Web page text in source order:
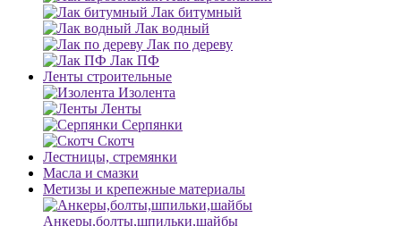
Лак битумный
Лак водный
Лак по дереву
Лак ПФ
Ленты строительные
Изолента
Ленты
Серпянки
Скотч
Лестницы, стремянки
Масла и смазки
Метизы и крепежные материалы
Анкеры,болты,шпильки,шайбы